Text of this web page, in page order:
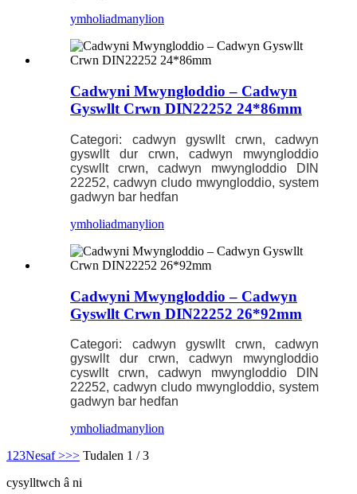
ymholiadmanylion
Cadwyni Mwyngloddio – Cadwyn
Gyswllt Crwn DIN22252 24*86mm
Categori: cadwyn gyswllt crwn, cadwyn
gyswllt dur crwn, cadwyn mwyngloddio
cyswllt crwn, cadwyn mwyngloddio DIN
22252, cadwyn cludo mwyngloddio, system
gadwyn bar hedfan
ymholiadmanylion
Cadwyni Mwyngloddio – Cadwyn
Gyswllt Crwn DIN22252 26*92mm
Categori: cadwyn gyswllt crwn, cadwyn
gyswllt dur crwn, cadwyn mwyngloddio
cyswllt crwn, cadwyn mwyngloddio DIN
22252, cadwyn cludo mwyngloddio, system
gadwyn bar hedfan
ymholiadmanylion
1 23Nesaf >>> Tudalen 1 / 3
cysylltwch â ni